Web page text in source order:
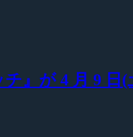
』が 4 月 9 日